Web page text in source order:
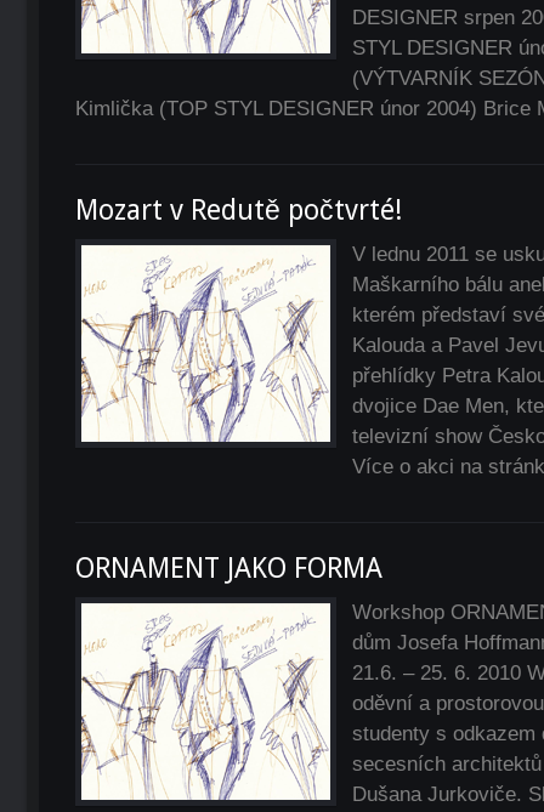
DESIGNER srpen
STYL DESIGNER
(VÝTVARNÍK
Kimlička (TOP STYL DESIGNER únor 2004)
Mozart v Redutě počtvrté!
V lednu 2011 se
Maškarního bálu
kterém představí
Kalouda a Pavel
přehlídky Petra
dvojice Dae Men,
televizní show
Více o akci na
ORNAMENT JAKO FORMA
Workshop
dům Josefa
21.6. – 25. 6. 2010
oděvní a
studenty s odkazem
secesních
Dušana Jurkoviče.